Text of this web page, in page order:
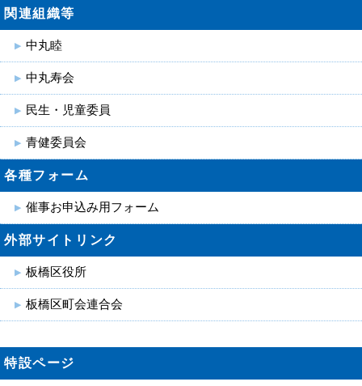
関連組織等
中丸睦
中丸寿会
民生・児童委員
青健委員会
各種フォーム
催事お申込み用フォーム
外部サイトリンク
板橋区役所
板橋区町会連合会
特設ページ